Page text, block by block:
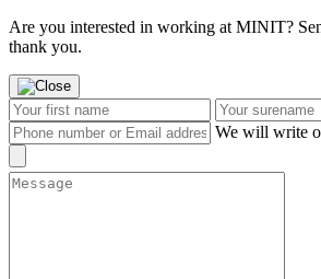
Are you interested in working at MINIT?
thank you.
We will write